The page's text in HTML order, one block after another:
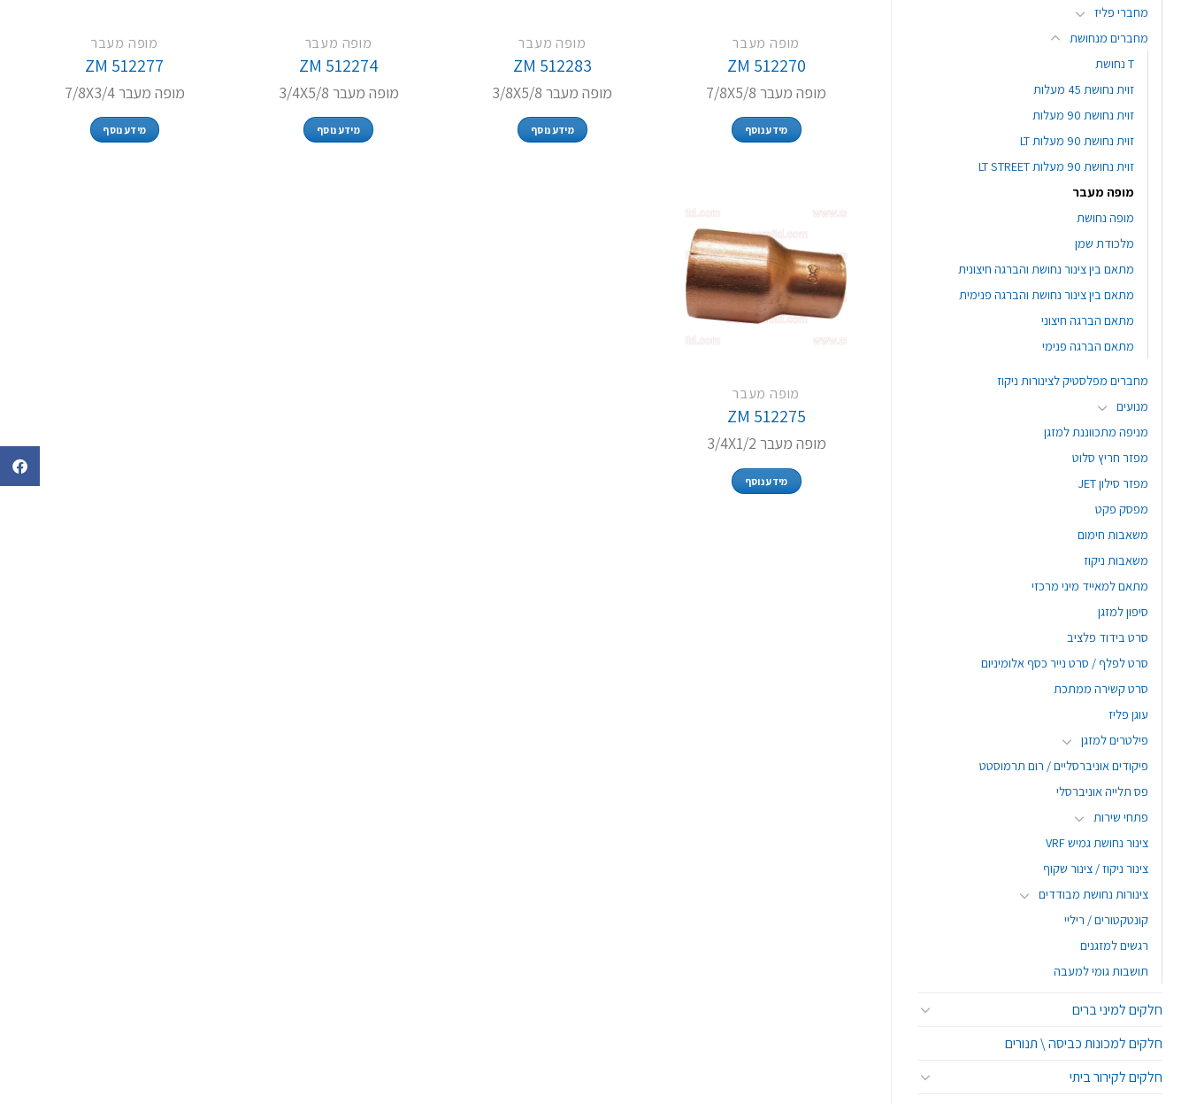
מחברי פליז
מחברים מנחושת
T נחושת
זוית נחושת 45 מעלות
זוית נחושת 90 מעלות
זוית נחושת 90 מעלות LT
זוית נחושת 90 מעלות LT STREET
מופה מעבר
מופה נחושת
מלכודת שמן
מתאם בין צינור נחושת והברגה חיצונית
מתאם בין צינור נחושת והברגה פנימית
מתאם הברגה חיצוני
מתאם הברגה פנימי
מחברים מפלסטיק לצינורות ניקוז
מנועים
מניפה מתכווננת למזגן
מפזר חריץ סלוט
מפזר סילון JET
מפסק פקט
משאבות חימום
משאבות ניקוז
מתאם למאייד מיני מרכזי
סיפון למזגן
סרט בידוד פלציב
סרט לפלף / סרט נייר כסף אלומיניום
סרט קשירה ממתכת
עוגן פליז
פילטרים למזגן
פיקודים אוניברסליים / רום תרמוסטט
פס תלייה אוניברסלי
פתחי שירות
צינור נחושת גמיש VRF
צינור ניקוז / צינור שקוף
צינורות נחושת מבודדים
קונטקטורים / ריליי
רגשים למזגנים
תושבות גומי למעבה
חלקים למיני ברים
חלקים למכונות כביסה \ תנורים
חלקים לקירור ביתי
מופה מעבר
ZM 512270
מופה מעבר 7/8X5/8
מידע נוסף
מופה מעבר
ZM 512283
מופה מעבר 3/8X5/8
מידע נוסף
מופה מעבר
ZM 512274
מופה מעבר 3/4X5/8
מידע נוסף
מופה מעבר
ZM 512277
מופה מעבר 7/8X3/4
מידע נוסף
מופה מעבר
ZM 512275
מופה מעבר 3/4X1/2
מידע נוסף